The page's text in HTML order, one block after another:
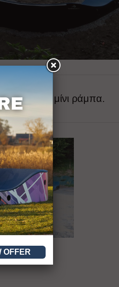
με μίνι ράμπα.
OFFER